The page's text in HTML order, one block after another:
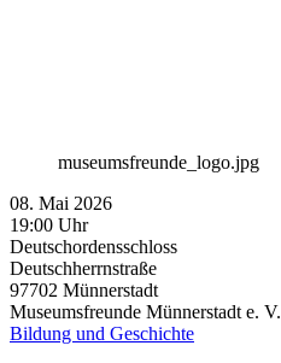
museumsfreunde_logo.jpg
08. Mai 2026
19:00 Uhr
Deutschordensschloss
Deutschherrnstraße
97702 Münnerstadt
Museumsfreunde Münnerstadt e. V.
Bildung und Geschichte